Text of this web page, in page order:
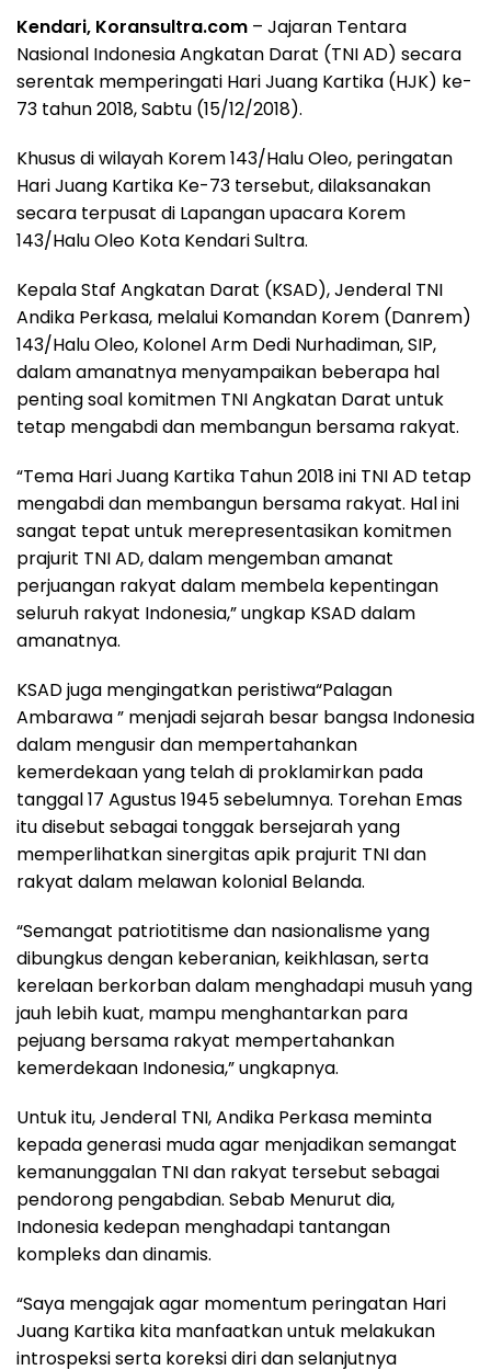
Kendari, Koransultra.com – Jajaran Tentara
Nasional Indonesia Angkatan Darat (TNI AD) secara
serentak memperingati Hari Juang Kartika (HJK) ke-
73 tahun 2018, Sabtu (15/12/2018).
Khusus di wilayah Korem 143/Halu Oleo, peringatan
Hari Juang Kartika Ke-73 tersebut, dilaksanakan
secara terpusat di Lapangan upacara Korem
143/Halu Oleo Kota Kendari Sultra.
Kepala Staf Angkatan Darat (KSAD), Jenderal TNI
Andika Perkasa, melalui Komandan Korem (Danrem)
143/Halu Oleo, Kolonel Arm Dedi Nurhadiman, SIP,
dalam amanatnya menyampaikan beberapa hal
penting soal komitmen TNI Angkatan Darat untuk
tetap mengabdi dan membangun bersama rakyat.
“Tema Hari Juang Kartika Tahun 2018 ini TNI AD tetap
mengabdi dan membangun bersama rakyat. Hal ini
sangat tepat untuk merepresentasikan komitmen
prajurit TNI AD, dalam mengemban amanat
perjuangan rakyat dalam membela kepentingan
seluruh rakyat Indonesia,” ungkap KSAD dalam
amanatnya.
KSAD juga mengingatkan peristiwa“Palagan
Ambarawa ” menjadi sejarah besar bangsa Indonesia
dalam mengusir dan mempertahankan
kemerdekaan yang telah di proklamirkan pada
tanggal 17 Agustus 1945 sebelumnya. Torehan Emas
itu disebut sebagai tonggak bersejarah yang
memperlihatkan sinergitas apik prajurit TNI dan
rakyat dalam melawan kolonial Belanda.
“Semangat patriotitisme dan nasionalisme yang
dibungkus dengan keberanian, keikhlasan, serta
kerelaan berkorban dalam menghadapi musuh yang
jauh lebih kuat, mampu menghantarkan para
pejuang bersama rakyat mempertahankan
kemerdekaan Indonesia,” ungkapnya.
Untuk itu, Jenderal TNI, Andika Perkasa meminta
kepada generasi muda agar menjadikan semangat
kemanunggalan TNI dan rakyat tersebut sebagai
pendorong pengabdian. Sebab Menurut dia,
Indonesia kedepan menghadapi tantangan
kompleks dan dinamis.
“Saya mengajak agar momentum peringatan Hari
Juang Kartika kita manfaatkan untuk melakukan
introspeksi serta koreksi diri dan selanjutnya